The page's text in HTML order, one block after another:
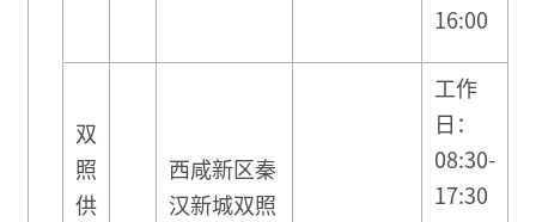
16:00
双
照
供
西咸新区秦
汉新城双照
工作
日：
08:30-
17:30